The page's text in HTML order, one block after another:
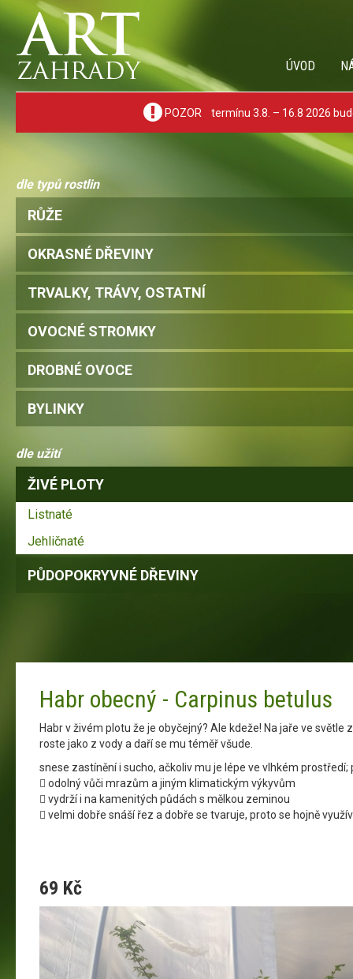
ÚVOD
POZOR termínu 3.8. – 16.8 2026
dle typů rostlin
RŮŽE
OKRASNÉ DŘEVINY
TRVALKY, TRÁVY, OSTATNÍ
OVOCNÉ STROMKY
DROBNÉ OVOCE
BYLINKY
dle užití
ŽIVÉ PLOTY
Listnaté
Jehličnaté
PŮDOPOKRYVNÉ DŘEVINY
Habr obecný - Carpinus betulus
Habr v živém plotu že je obyčejný? Ale kdeže! Na jaře ve
roste jako z vody a daří se mu téměř všude.
snese zastínění i sucho, ačkoliv mu je lépe ve vlhkém
 odolný vůči mrazům a jiným klimatickým výkyvům
 vydrží i na kamenitých půdách s mělkou zeminou
 velmi dobře snáší řez a dobře se tvaruje, proto se hojně
69 Kč